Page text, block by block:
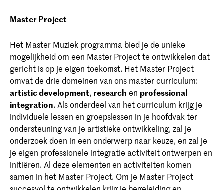
Master Project
Het Master Muziek programma bied je de unieke
mogelijkheid om een Master Project te ontwikkelen dat
gericht is op je eigen toekomst. Het Master Project
omvat de drie domeinen van ons master curriculum:
artistic development, research en professional
integration. Als onderdeel van het curriculum krijg je
individuele lessen en groepslessen in je hoofdvak ter
ondersteuning van je artistieke ontwikkeling, zal je
onderzoek doen in een onderwerp naar keuze, en zal je
je eigen professionele integratie activiteit ontwerpen en
initiëren. Al deze elementen en activiteiten komen
samen in het Master Project. Om je Master Project
succesvol te ontwikkelen krijg je begeleiding en